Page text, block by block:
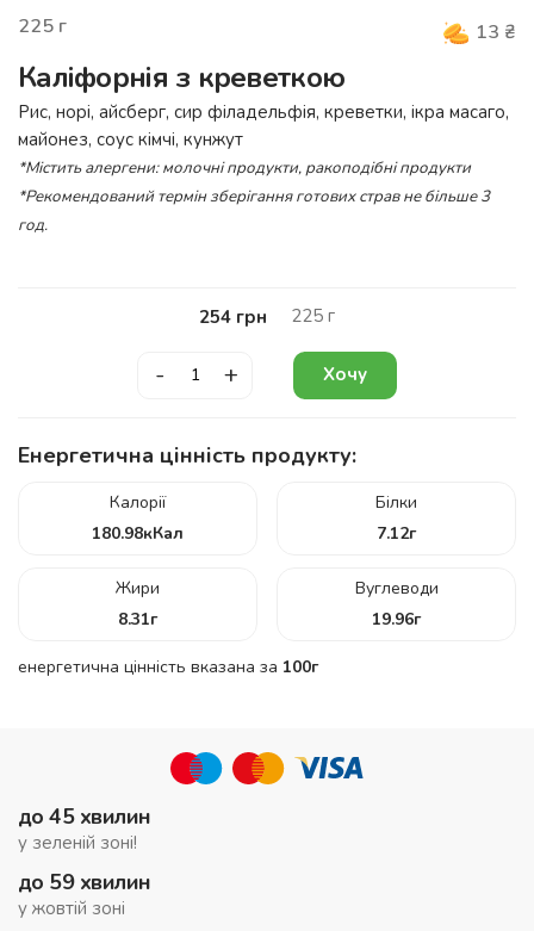
225 г 13 ₴
Каліфорнія з креветкою
Рис, норі, айсберг, сир філадельфія, креветки, ікра масаго,
майонез, соус кімчі, кунжут
*Містить алергени: молочні продукти, ракоподібні продукти
*Рекомендований термін зберігання готових страв не більше 3
год.
254 грн 225 г
- + Хочу
Енергетична цінність продукту:
Калорії
180.98кКал
Білки
7.12г
Жири
8.31г
Вуглеводи
19.96г
енергетична цінність вказана за 100г
до 45 хвилин
у зеленій зоні!
до 59 хвилин
у жовтій зоні